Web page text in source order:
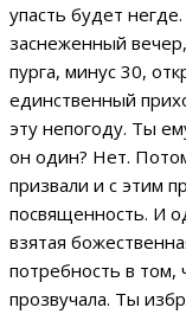
упасть будет
заснеженный
пурга, минус 30,
единственный
эту непогоду. Ты
он один? Нет.
призвали и с этим
посвященность. И
взятая
потребность в том,
прозвучала. Ты